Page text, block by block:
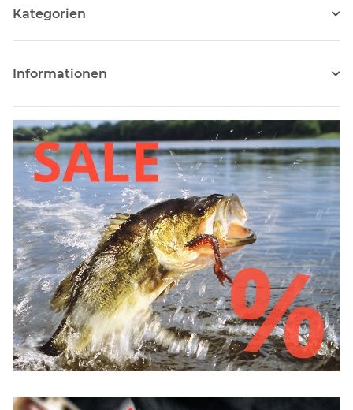
Kategorien
Informationen